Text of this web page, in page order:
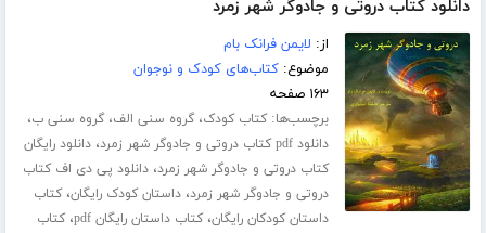
دانلود کتاب دروتی و جادوگر شهر زمرد
از: لایمن فرانک بام
موضوع:کتاب‌های کودک و نوجوان
۱۶۳ صفحه
برچسب‌ها:کتاب کودک،گروه سنی الف،گروه سنی ب،
دانلود pdf کتاب دروتی و جادوگر شهر زمرد ،دانلود رایگان
کتاب دروتی و جادوگر شهر زمرد،دانلود پی دی اف کتاب
دروتی و جادوگر شهر زمرد،داستان کودک رایگان،کتاب
داستان کودکان رایگان،کتاب داستان رایگان pdf ،کتاب